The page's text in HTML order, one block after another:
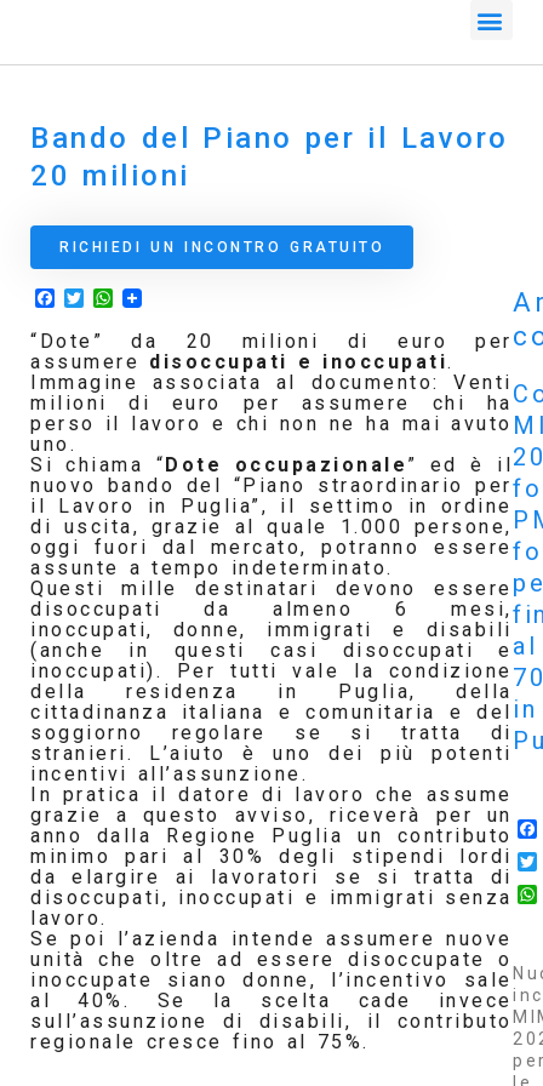
Bando del Piano per il Lavoro
20 milioni
RICHIEDI UN INCONTRO GRATUITO
Facebook
TwitterWhatsApp
“Dote” da 20 milioni di euro per
assumere disoccupati e inoccupati.
Immagine associata al documento: Venti
milioni di euro per assumere chi ha
perso il lavoro e chi non ne ha mai avuto
uno.
Si chiama “ Dote occupazionale ” ed è il
nuovo bando del “Piano straordinario per
il Lavoro in Puglia”, il settimo in ordine
di uscita, grazie al quale 1.000 persone,
oggi fuori dal mercato, potranno essere
assunte a tempo indeterminato.
Questi mille destinatari devono essere
disoccupati da almeno 6 mesi,
inoccupati, donne, immigrati e disabili
(anche in questi casi disoccupati e
inoccupati). Per tutti vale la condizione
della residenza in Puglia, della
cittadinanza italiana e comunitaria e del
soggiorno regolare se si tratta di
stranieri. L’aiuto è uno dei più potenti
incentivi all’assunzione.
In pratica il datore di lavoro che assume
grazie a questo avviso, riceverà per un
anno dalla Regione Puglia un contributo
minimo pari al 30% degli stipendi lordi
da elargire ai lavoratori se si tratta di
disoccupati, inoccupati e immigrati senza
lavoro.
Se poi l’azienda intende assumere nuove
unità che oltre ad essere disoccupate o
inoccupate siano donne, l’incentivo sale
al 40%. Se la scelta cade invece
sull’assunzione di disabili, il contributo
regionale cresce fino al 75%.
al
in